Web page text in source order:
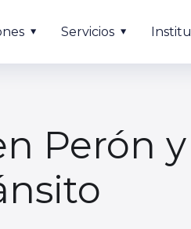
Servicios
Perón